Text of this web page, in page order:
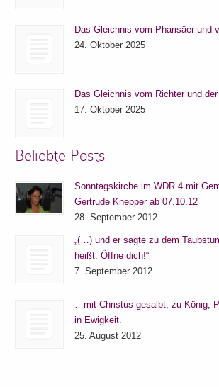
Das Gleichnis vom Pharisäer und
24. Oktober 2025
Das Gleichnis vom Richter und
17. Oktober 2025
Beliebte Posts
Sonntagskirche im WDR 4 mit
Gertrude Knepper ab 07.10.12
28. September 2012
„(…) und er sagte zu dem
heißt: Öffne dich!“
7. September 2012
…mit Christus gesalbt, zu König,
in Ewigkeit.
25. August 2012